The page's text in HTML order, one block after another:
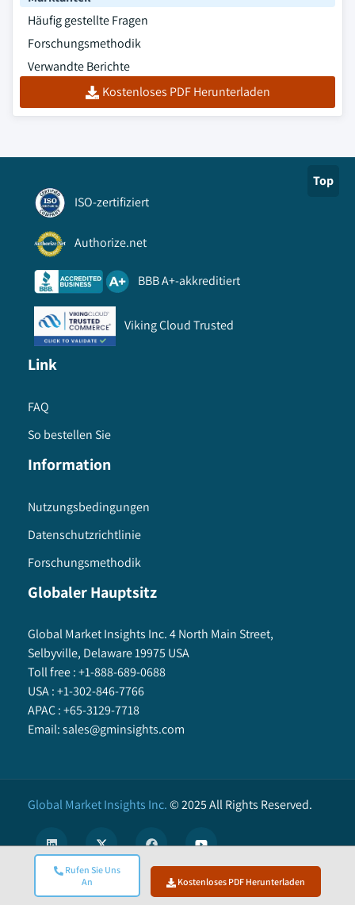
Rufen Sie Uns
An
Kostenloses PDF Herunterladen
Häufig gestellte Fragen
Forschungsmethodik
Verwandte Berichte
Kostenloses PDF Herunterladen
Top
ISO-zertifiziert
Authorize.net
BBB A+-akkreditiert
Viking Cloud Trusted
Link
FAQ
So bestellen Sie
Information
Nutzungsbedingungen
Datenschutzrichtlinie
Forschungsmethodik
Globaler Hauptsitz
Global Market Insights Inc. 4 North Main Street,
Selbyville, Delaware 19975 USA
Toll free :+1-888-689-0688
USA :+1-302-846-7766
APAC :+65-3129-7718
Email:sales@gminsights.com
Global Market Insights Inc.©2025All Rights Reserved.
We use cookies to enhance user experience. (Privacy Policy) X